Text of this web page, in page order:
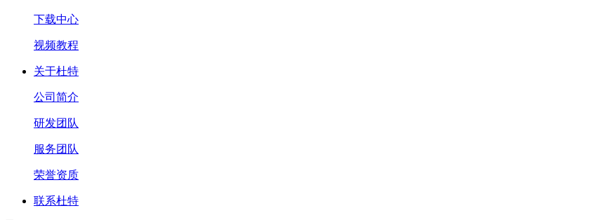
下载中心
视频教程
关于杜特
公司简介
研发团队
服务团队
荣誉资质
联系杜特